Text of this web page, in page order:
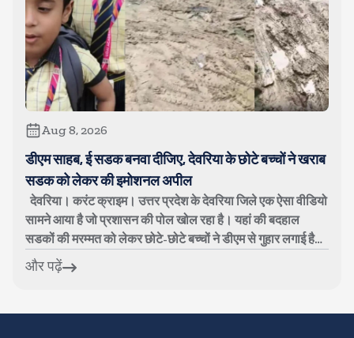
Aug 8, 2026
डीएम साहब, ई सडक बनवा दीजिए, देवरिया के छोटे बच्चों ने खराब
सडक को लेकर की इमोशनल अपील
देवरिया। करंट क्राइम। उत्तर प्रदेश के देवरिया जिले एक ऐसा वीडियो
सामने आया है जो प्रशासन की पोल खोल रहा है। यहां की बदहाल
सडकों की मरम्मत को लेकर छोटे-छोटे बच्चों ने डीएम से गुहार लगाई है।
बच्चों का...
और पढ़ें